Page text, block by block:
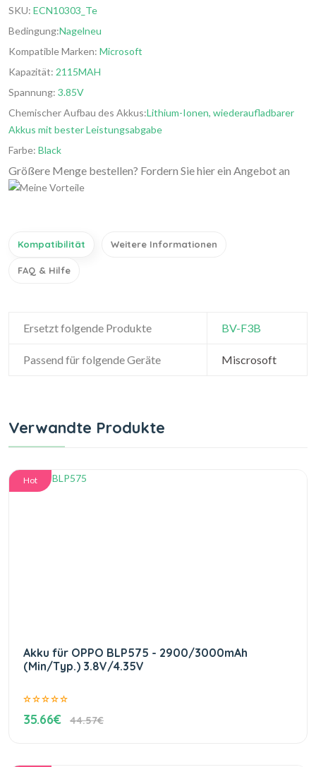
SKU: ECN10303_Te
Bedingung:Nagelneu
Kompatible Marken: Microsoft
Kapazität: 2115MAH
Spannung: 3.85V
Chemischer Aufbau des Akkus:Lithium-Ionen, wiederaufladbarer
Akkus mit bester Leistungsabgabe
Farbe: Black
Größere Menge bestellen? Fordern Sie hier ein Angebot an
Kompatibilität Weitere Informationen
FAQ & Hilfe
Ersetzt folgende Produkte BV-F3B
Passend für folgende Geräte Miscrosoft
Verwandte Produkte
Hot
Akku für OPPO BLP575 - 2900/3000mAh
(Min/Typ.) 3.8V/4.35V
35.66€ 44.57€